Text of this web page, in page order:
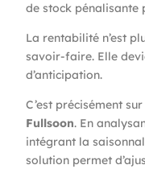
de stock pénalisante
La rentabilité n’est
savoir-faire. Elle
d’anticipation.
C’est précisément
Fullsoon. En
intégrant la
solution permet